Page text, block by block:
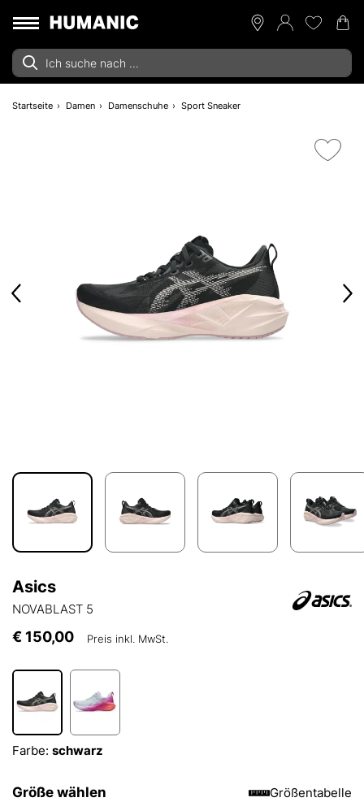
Startseite Damen Damenschuhe Sport Sneaker
Asics
NOVABLAST 5
€ 150,00 Preis inkl. MwSt.
Farbe: schwarz
Größe wählen Größentabelle